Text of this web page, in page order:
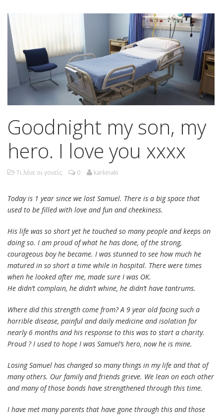
Goodnight my son, my
hero. I love you xxxx
Τι λένε οι γονείς 0 karkinaki
Today is 1 year since we lost Samuel. There is a big space that
used to be filled with love and fun and cheekiness.
His life was so short yet he touched so many people and keeps on
doing so. I am proud of what he has done, of the strong,
courageous boy he became. I was stunned to see how much he
matured in so short a time while in hospital. There were times
when he looked after me, made sure I was OK.
He didn’t complain, he didn’t whine, he didn’t have tantrums.
Where did this strength come from? A 9 year old facing such a
horrible disease, painful and daily medicine and isolation for
nearly 6 months and his response to this was to start a charity.
Proud ? I used to hope I was Samuel’s hero, now he is mine.
Losing Samuel has changed so many things in my life and that of
many others. Our family and friends grieve. We lean on each other
and many of those bonds have strengthened through this time.
I have met many parents that have gone through this and those